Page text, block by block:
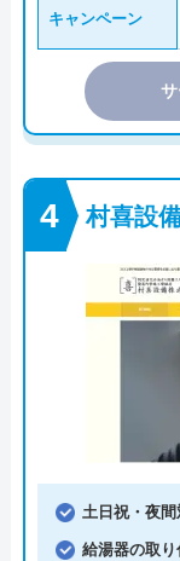
キャンペーン
村喜設
土日祝・夜
給湯器の取